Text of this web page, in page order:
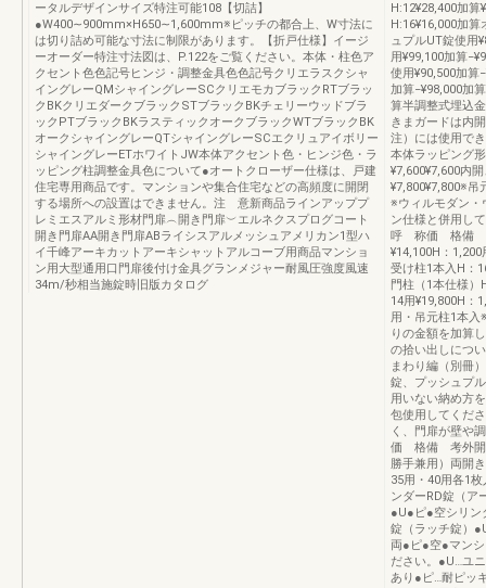
ータルデザインサイズ特注可能108【切詰】
●W400∼900mm×H650∼1,600mm※ピッチの都合上、W寸法に
は切り詰め可能な寸法に制限があります。【折戸仕様】イージ
ーオーダー特注寸法図は、P.122をご覧ください。本体・柱色ア
クセント色色記号ヒンジ・調整金具色色記号クリエラスクシャ
イングレーQMシャイングレーSCクリエモカブラックRTブラッ
クBKクリエダークブラックSTブラックBKチェリーウッドブラ
ックPTブラックBKラスティックオークブラックWTブラックBK
オークシャイングレーQTシャイングレーSCエクリュアイボリー
シャイングレーETホワイトJW本体アクセント色・ヒンジ色・ラ
ッピング柱調整金具色について●オートクローザー仕様は、戸建
住宅専用商品です。マンションや集合住宅などの高頻度に開閉
する場所への設置はできません。注 意新商品ラインアッププ
レミエスアルミ形材門扉︵開き門扉︶エルネクスプログコート
開き門扉AA開き門扉ABライシスアルメッシュアメリカン1型ハ
イ千峰アーキカットアーキシャットアルコーブ用商品マンショ
ン用大型通用口門扉後付け金具グランメジャー耐風圧強度風速
34m/秒相当施錠時旧版カタログ
H:12¥28,400加算
H:16¥16,000加
ュプルUT錠使用
用¥99,100加算
使用¥90,500加算
加算−¥98,000加
算半調整式埋込
きまガードは内
注）には使用で
本体ラッピング
¥7,600¥7,600内
¥7,800¥7,800※吊
※ウィルモダン・
ン仕様と併用し
呼 称価 格備 考
¥14,100H：
受け柱1本入H：
門柱（1本仕様）
14用¥19,800H：
用・吊元柱1本入
りの金額を加算
の拾い出しにつ
まわり編（別冊
錠、プッシュプ
用いない納め方
包使用してくだ
く、門扉が壁や
価 格備 考外開
勝手兼用）両開
35用・40用各1
ンダーRD錠（ア
●U●ピ●空シリン
錠（ラッチ錠）
両●ピ●空●マン
ださい。●U…ユ
あり●ピ…耐ピッ